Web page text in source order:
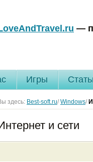
—
Игры
здесь: Best-soft.ru/ Windows/
и сети